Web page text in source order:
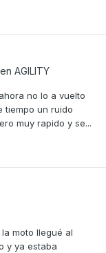
AGILITY
no lo a vuelto
tiempo un ruido
muy rapido y se...
moto llegué al
y ya estaba